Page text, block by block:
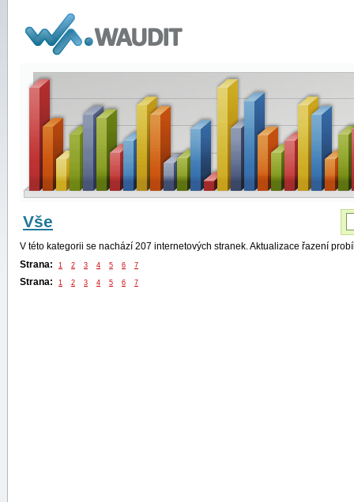
Vše
V této kategorii se nachází 207 internetových stranek. Aktualizace řazení
Strana:
1 2 3 4 5 6 7
Strana: 1 2 3 4 5 6 7